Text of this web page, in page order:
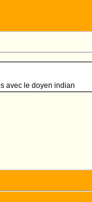
avec le doyen indian